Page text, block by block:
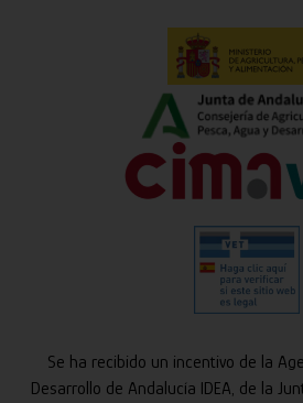
Se ha recibido un incentivo de la
Desarrollo de Andalucía IDEA, de la